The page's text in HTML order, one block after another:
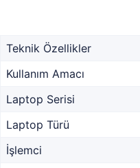
Teknik Özellikler
Kullanım Amacı
Laptop Serisi
Laptop Türü
İşlemci